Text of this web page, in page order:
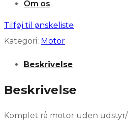
Om os
WISHLIST
KONTAKT OS
Tilføj til ønskeliste
Kategori: Motor
Beskrivelse
Beskrivelse
Komplet rå motor uden